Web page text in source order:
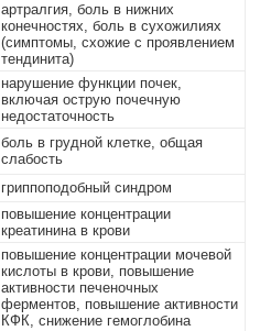
артралгия, боль в нижних
конечностях, боль в сухожилиях
(симптомы, схожие с проявлением
тендинита)
нарушение функции почек,
включая острую почечную
недостаточность
боль в грудной клетке, общая
слабость
гриппоподобный синдром
повышение концентрации
креатинина в крови
повышение концентрации мочевой
кислоты в крови, повышение
активности печеночных
ферментов, повышение активности
КФК, снижение гемоглобина